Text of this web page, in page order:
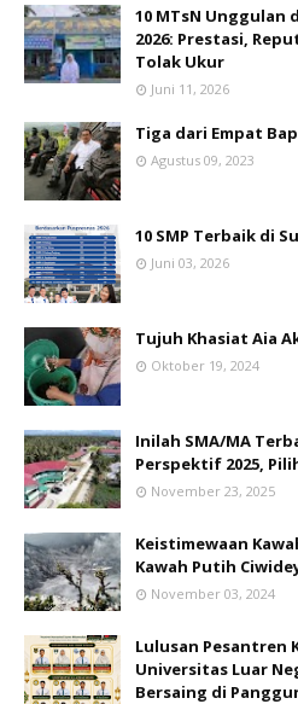
10 MTsN Unggulan
2026: Prestasi,
Tolak Ukur
Juni 11, 2026
Tiga dari Empat
Agustus 09, 2023
10 SMP Terbaik di
Juni 03, 2026
Tujuh Khasiat Aia
Oktober 19, 2024
Inilah SMA/MA
Perspektif 2025,
November 23, 2025
Keistimewaan
Kawah Putih
November 03, 2024
Lulusan Pesantren
Universitas Luar
Bersaing di